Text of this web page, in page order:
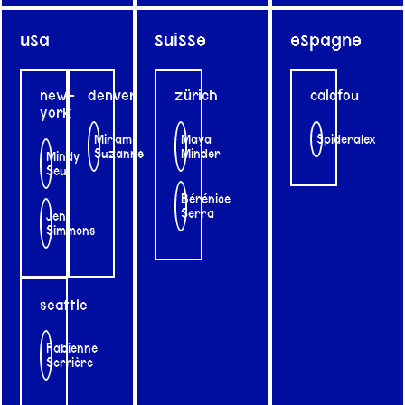
usa
new-
york
Mindy
Seu
Jen
Simmons
denver
Miriam
Suzanne
seattle
Fabienne
Serrière
suisse
zürich
Maya
Minder
Bérénice
Serra
espagne
calafou
Spideralex